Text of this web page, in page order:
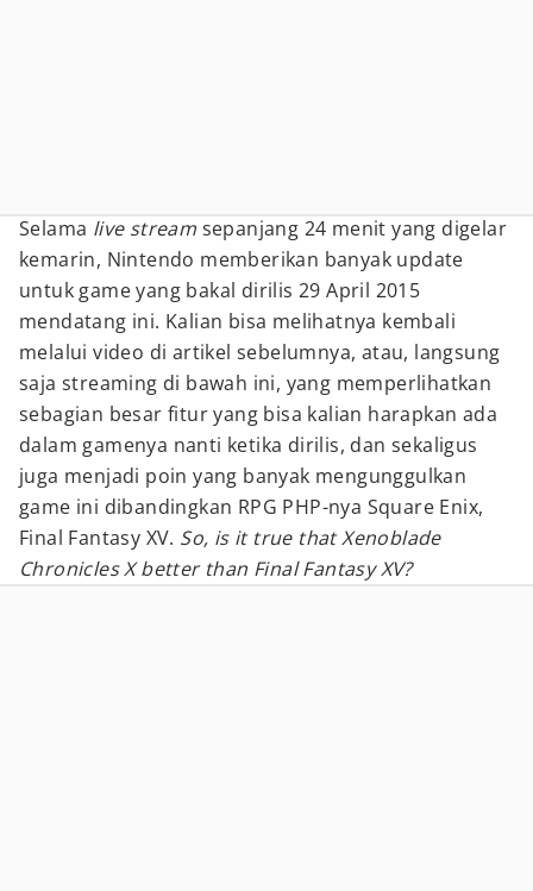
Selama live stream sepanjang 24 menit yang digelar
kemarin, Nintendo memberikan banyak update
untuk game yang bakal dirilis 29 April 2015
mendatang ini. Kalian bisa melihatnya kembali
melalui video di artikel sebelumnya, atau, langsung
saja streaming di bawah ini, yang memperlihatkan
sebagian besar fitur yang bisa kalian harapkan ada
dalam gamenya nanti ketika dirilis, dan sekaligus
juga menjadi poin yang banyak mengunggulkan
game ini dibandingkan RPG PHP-nya Square Enix,
Final Fantasy XV. So, is it true that Xenoblade
Chronicles X better than Final Fantasy XV?